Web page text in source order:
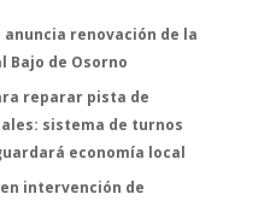
anuncia renovación de la
Bajo de Osorno
reparar pista de
sistema de turnos
economía local
intervención de